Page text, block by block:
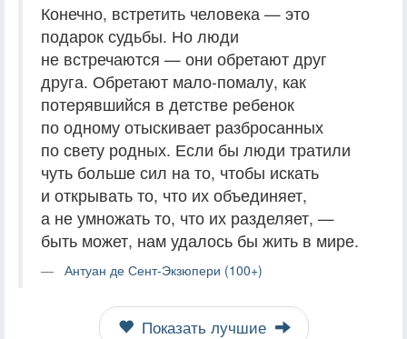
Конечно, встретить человека — это
подарок судьбы. Но люди
не встречаются — они обретают друг
друга. Обретают мало-помалу, как
потерявшийся в детстве ребенок
по одному отыскивает разбросанных
по свету родных. Если бы люди тратили
чуть больше сил на то, чтобы искать
и открывать то, что их объединяет,
а не умножать то, что их разделяет, —
быть может, нам удалось бы жить в мире.
Антуан де Сент-Экзюпери (100+)
Показать лучшие